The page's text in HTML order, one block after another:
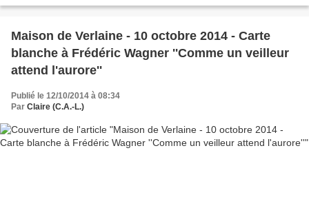
Maison de Verlaine - 10 octobre 2014 - Carte
blanche à Frédéric Wagner ''Comme un veilleur
attend l'aurore''
Publié le 12/10/2014 à 08:34
Par Claire (C.A.-L.)